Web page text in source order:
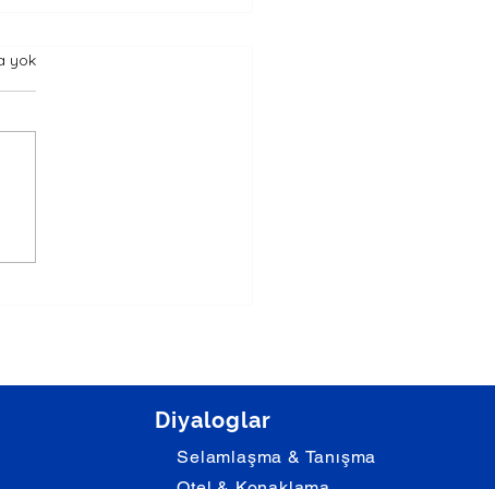
Yıla Nerede Girdin -
Diyalog
yok
Diyaloglar
Selamlaşma & Tanışma